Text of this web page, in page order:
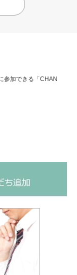
参加できる「CHAN